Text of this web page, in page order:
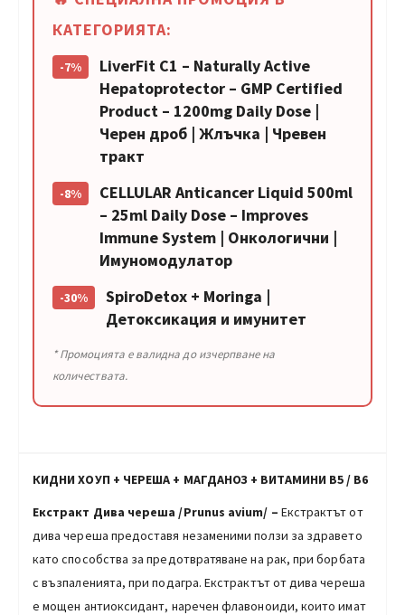
КАТЕГОРИЯТА:
-7%
LiverFit C1 – Naturally Active
Hepatoprotector – GMP Certified
Product – 1200mg Daily Dose |
Черен дроб | Жлъчка | Чревен
тракт
-8%
CELLULAR Anticancer Liquid 500ml
– 25ml Daily Dose – Improves
Immune System | Онкологични |
Имуномодулатор
-30%
SpiroDetox + Moringa |
Детоксикация и имунитет
* Промоцията е валидна до изчерпване на
количествата.
КИДНИ ХОУП + ЧЕРЕША + МАГДАНОЗ + ВИТАМИНИ В5 / В6
Екстракт Дива череша /Prunus avium/ – Екстрактът от
дива череша предоставя незаменими ползи за здравето
като способства за предотвратяване на рак, при борбата
с възпаленията, при подагра. Екстрактът от дива череша
е мощен антиоксидант, наречен флавоноиди, които имат